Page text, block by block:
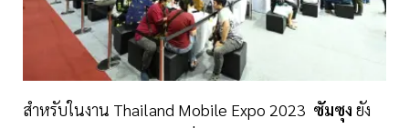
สำหรับในงาน Thailand Mobile Expo 2023 ซัมซุง ยัง